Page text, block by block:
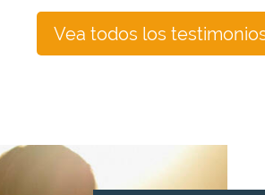
Vea todos los